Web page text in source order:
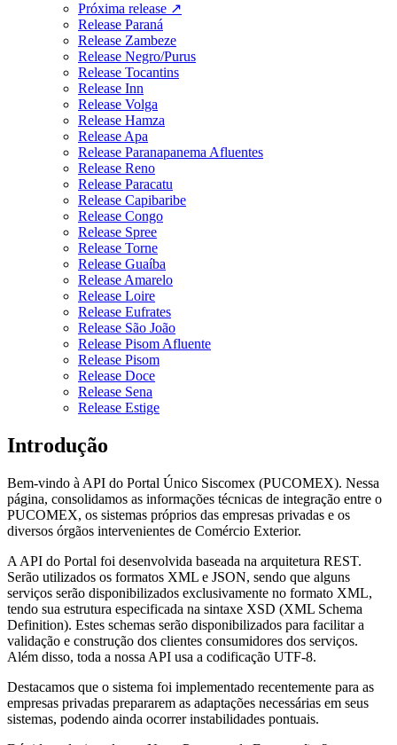
Próxima release ↗
Release Paraná
Release Zambeze
Release Negro/Purus
Release Tocantins
Release Inn
Release Volga
Release Hamza
Release Apa
Release Paranapanema Afluentes
Release Reno
Release Paracatu
Release Capibaribe
Release Congo
Release Spree
Release Torne
Release Guaíba
Release Amarelo
Release Loire
Release Eufrates
Release São João
Release Pisom Afluente
Release Pisom
Release Doce
Release Sena
Release Estige
Introdução
Bem-vindo à API do Portal Único Siscomex (PUCOMEX). Nessa
página, consolidamos as informações técnicas de integração entre o
PUCOMEX, os sistemas próprios das empresas privadas e os
diversos órgãos intervenientes de Comércio Exterior.
A API do Portal foi desenvolvida baseada na arquitetura REST.
Serão utilizados os formatos XML e JSON, sendo que alguns
serviços serão disponibilizados exclusivamente no formato XML,
tendo sua estrutura especificada na sintaxe XSD (XML Schema
Definition). Estes schemas serão disponibilizados para facilitar a
validação e construção dos clientes consumidores dos serviços.
Além disso, toda a nossa API usa a codificação UTF-8.
Destacamos que o sistema foi implementado recentemente para as
empresas privadas prepararem as adaptações necessárias em seus
sistemas, podendo ainda ocorrer instabilidades pontuais.